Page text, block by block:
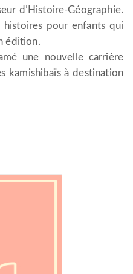
d’Histoire-Géographie.
histoires pour enfants qui
édition.
une nouvelle carrière
kamishibaïs à destination